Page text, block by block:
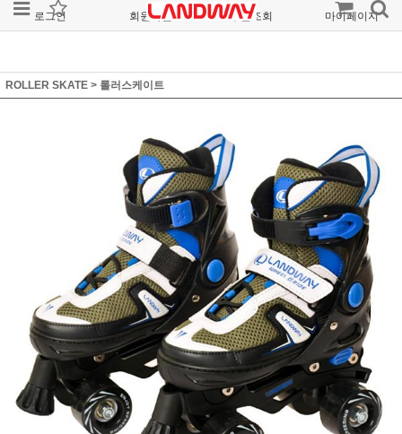
로그인 회원가입 주문조회 마이페이지
ROLLER SKATE > 롤러스케이트